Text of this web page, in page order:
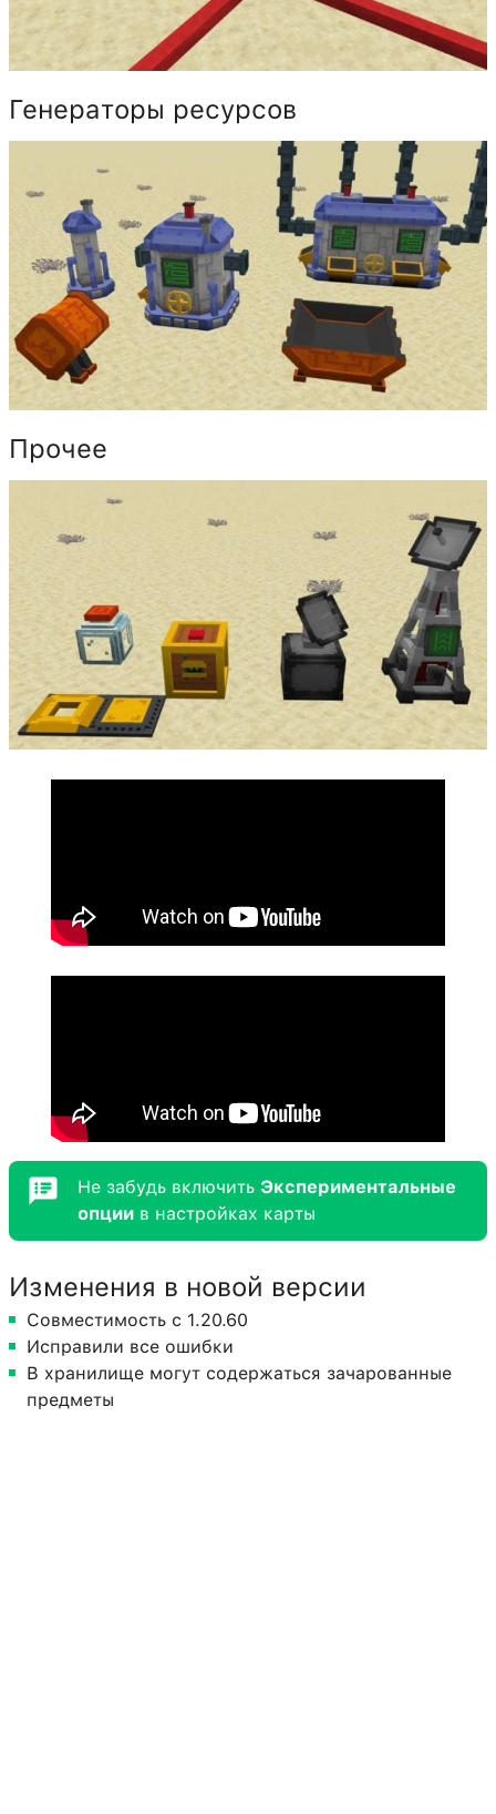
Генераторы ресурсов
Прочее
Не забудь включить Экспериментальные
опции в настройках карты
Изменения в новой версии
Совместимость с 1.20.60
Исправили все ошибки
В хранилище могут содержаться зачарованные
предметы